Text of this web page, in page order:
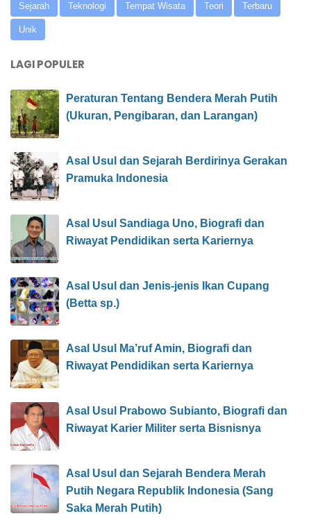
Sejarah Teknologi Tempat Wisata Teori Terbaru
Unik
LAGI POPULER
Peraturan Tentang Bendera Merah Putih
(Ukuran, Pengibaran, dan Larangan)
Asal Usul dan Sejarah Berdirinya Gerakan
Pramuka Indonesia
Asal Usul Sandiaga Uno, Biografi dan
Riwayat Pendidikan serta Kariernya
Asal Usul dan Jenis-jenis Ikan Cupang
(Betta sp.)
Asal Usul Ma’ruf Amin, Biografi dan
Riwayat Pendidikan serta Kariernya
Asal Usul Prabowo Subianto, Biografi dan
Riwayat Karier Militer serta Bisnisnya
Asal Usul dan Sejarah Bendera Merah
Putih Negara Republik Indonesia (Sang
Saka Merah Putih)